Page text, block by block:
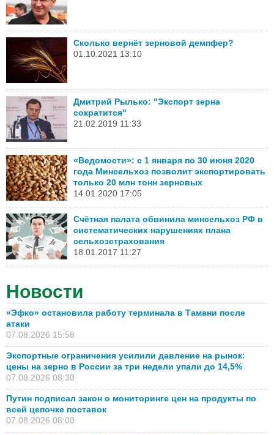
Сколько вернёт зерновой демпфер?
01.10.2021 13:10
Дмитрий Рылько: "Экспорт зерна
сократится"
21.02.2019 11:33
«Ведомости»: с 1 января по 30 июня 2020
года Минсельхоз позволит экспортировать
только 20 млн тонн зерновых
14.01.2020 17:05
Счётная палата обвинила минсельхоз РФ в
систематических нарушениях плана
сельхозстрахования
18.01.2017 11:27
Новости
«Эфко» остановила работу терминала в Тамани после
атаки
07.08.2026 15:58
Экспортные ограничения усилили давление на рынок:
цены на зерно в России за три недели упали до 14,5%
07.08.2026 08:30
Путин подписал закон о мониторинге цен на продукты по
всей цепочке поставок
07.08.2026 08:00